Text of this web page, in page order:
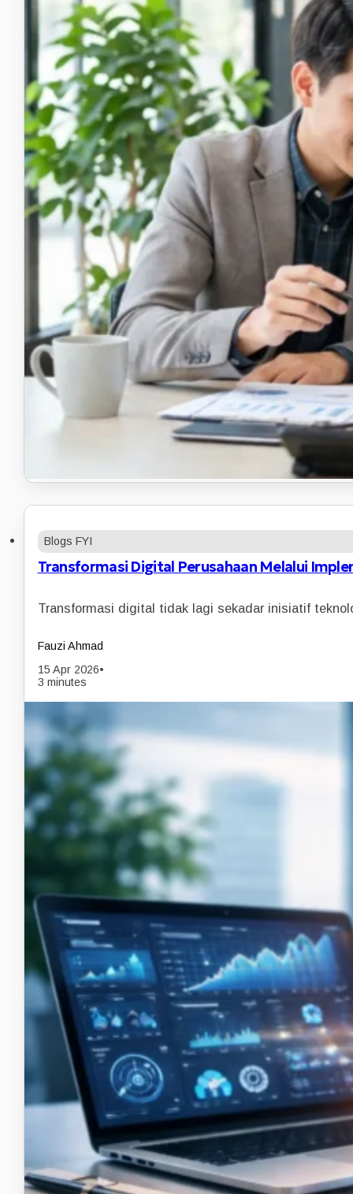
Blogs FYI
Transformasi Digital Perusahaan Melalui
Transformasi digital tidak lagi sekadar inisiatif
Fauzi Ahmad
15 Apr 2026•
3 minutes